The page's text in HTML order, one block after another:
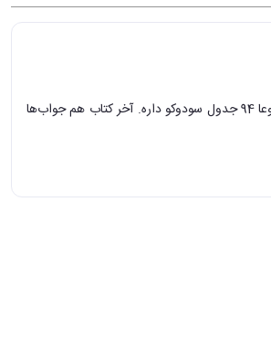
خیلی کتاب خوبیه. توی هر صفحه یه جدول سودوکوی 4 در 4 داره و مجموعا 94 جدول سودوکو داره. آخر کتاب هم جواب‌ها